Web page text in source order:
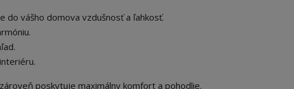
do vášho domova vzdušnosť a ľahkosť.
poskytuje maximálny komfort a pohodlie.